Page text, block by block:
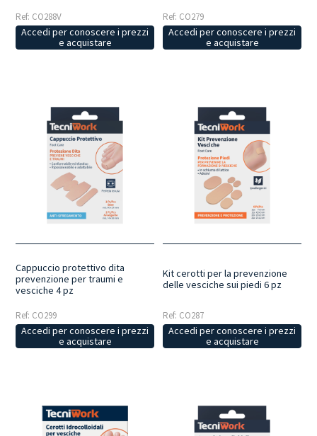
Ref: CO288V
Accedi per conoscere i prezzi
e acquistare
Ref: CO279
Accedi per conoscere i prezzi
e acquistare
Cappuccio protettivo dita
prevenzione per traumi e
vesciche 4 pz
Ref: CO299
Accedi per conoscere i prezzi
e acquistare
Kit cerotti per la prevenzione
delle vesciche sui piedi 6 pz
Ref: CO287
Accedi per conoscere i prezzi
e acquistare